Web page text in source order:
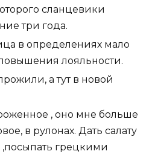
сланцевики
три года.
в определениях мало
лояльности.
а тут в новой
, оно мне больше
в рулонах. Дать салату
,посыпать грецкими